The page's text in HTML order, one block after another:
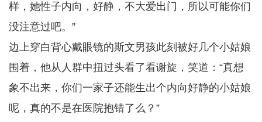
样，她性子内向，好静，不大爱出门，所以可能你们
没注意过吧。”
边上穿白背心戴眼镜的斯文男孩此刻被好几个小姑娘
围着，他从人群中扭过头看了看谢旋，笑道：“真想
象不出来，你们一家子还能生出个内向好静的小姑娘
呢，真的不是在医院抱错了么？”